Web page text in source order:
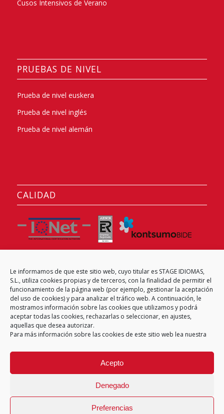
Le informamos de que este sitio web, cuyo titular es STAGE IDIOMAS,
S.L., utiliza cookies propias y de terceros, con la finalidad de permitir el
funcionamiento de la página web (por ejemplo, gestionar la aceptación
del uso de cookies) y para analizar el tráfico web. A continuación, le
mostramos información sobre las cookies que utilizamos y podrá
aceptar todas las cookies, rechazarlas o seleccionar, en ajustes,
aquellas que desea autorizar.
Para más información sobre las cookies de este sitio web lea nuestra
Acepto
Denegado
Preferencias
Cusos Intensivos de Verano
PRUEBAS DE NIVEL
Prueba de nivel euskera
Prueba de nivel inglés
Prueba de nivel alemán
CALIDAD
CENTRO EXAMINADOR